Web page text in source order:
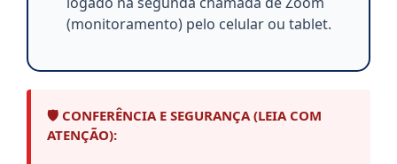
(monitoramento) pelo celular ou tablet.
🛡️ CONFERÊNCIA E SEGURANÇA (LEIA COM
ATENÇÃO):